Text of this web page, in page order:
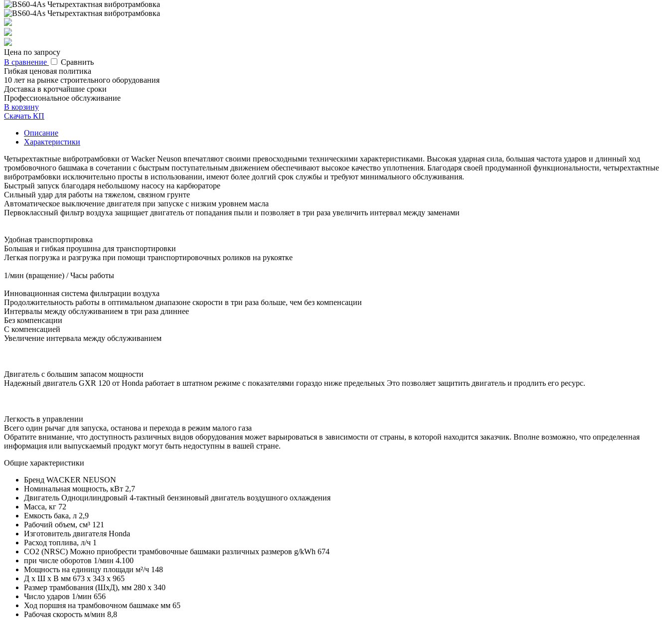
Цена по запросу
В сравнение
Сравнить
Гибкая ценовая политика
10 лет на рынке строительного оборудования
Доставка в кротчайшие сроки
Профессиональное обслуживание
В корзину
Скачать КП
Описание
Характеристики
Четырехтактные вибротрамбовки от Wacker Neuson впечатляют своими превосходными техническими характеристиками. Высокая ударная сила, большая частота ударов и длинный ход
тромбовочного башмака в сочетании с быстрым поступательным движением обеспечивают высокое качество уплотнения. Благодаря своей продуманной функциональности, четырехтактные
вибротрамбовки исключительно просты в использовании, имеют более долгий срок службы и требуют минимального обслуживания.
Быстрый запуск благодаря небольшому насосу на карбюраторе
Сильный удар для работы на тяжелом, связном грунте
Автоматическое выключение двигателя при запуске с низким уровнем масла
Первоклассный фильтр воздуха защищает двигатель от попадания пыли и позволяет в три раза увеличить интервал между заменами
Удобная транспортировка
Большая и гибкая проушина для транспортировки
Легкая погрузка и разгрузка при помощи транспортировочных роликов на рукоятке
1/мин (вращение) / Часы работы
Инновационная система фильтрации воздуха
Продолжительность работы в оптимальном диапазоне скорости в три раза больше, чем без компенсации
Интервалы между обслуживанием в три раза длиннее
Без компенсации
С компенсацией
Увеличение интервала между обслуживанием
Двигатель с большим запасом мощности
Надежный двигатель GXR 120 от Honda работает в штатном режиме с показателями гораздо ниже предельных Это позволяет защитить двигатель и продлить его ресурс.
Легкость в управлении
Всего один рычаг для запуска, останова и перехода в режим малого газа
Обратите внимание, что доступность различных видов оборудования может варьироваться в зависимости от страны, в которой находится заказчик. Вполне возможно, что определенная
информация или выпускаемый продукт могут быть недоступны в вашей стране.
Общие характеристики
Бренд WACKER NEUSON
Номинальная мощность, кВт 2,7
Двигатель Одноцилиндровый 4-тактный бензиновый двигатель воздушного охлаждения
Масса, кг 72
Емкость бака, л 2,9
Рабочий объем, см³ 121
Изготовитель двигателя Honda
Расход топлива, л/ч 1
CO2 (NRSC) Можно приобрести трамбовочные башмаки различных размеров g/kWh 674
при числе оборотов 1/мин 4.100
Мощность на единицу площади м²/ч 148
Д x Ш x В мм 673 x 343 x 965
Размер трамбования (ШxД), мм 280 x 340
Число ударов 1/мин 656
Ход поршня на трамбовочном башмаке мм 65
Рабочая скорость м/мин 8,8